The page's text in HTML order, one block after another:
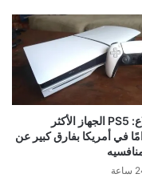
استطلاع: PS5 الجهاز الأكثر
في أمريكا بفارق كبير عن